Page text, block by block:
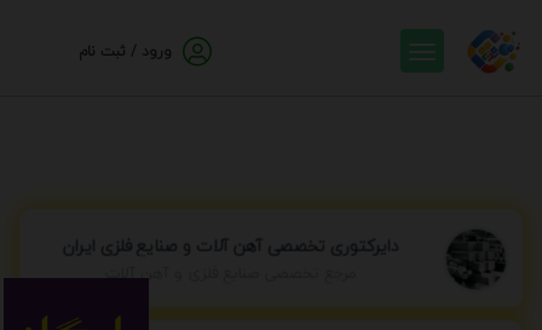
ورود / ثبت نام
دایرکتوری تخصصی آهن آلات و صنایع فلزی ایران
مرجع تخصصی صنایع فلزی و آهن آلات